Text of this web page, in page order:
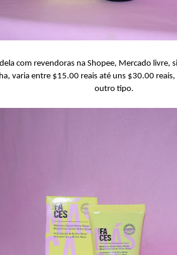
com revendoras na Shopee, Mercado livre,
varia entre $15.00 reais até uns $30.00
outro tipo.